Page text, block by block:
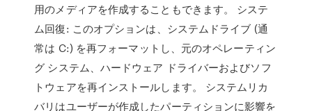
用のメディアを作成することもできます。 システ
ム回復: このオプションは、システムドライブ (通
常は C:) を再フォーマットし、元のオペレーティン
グ システム、ハードウェア ドライバーおよびソフ
トウェアを再インストールします。 システムリカ
バリはユーザーが作成したパーティションに影響を